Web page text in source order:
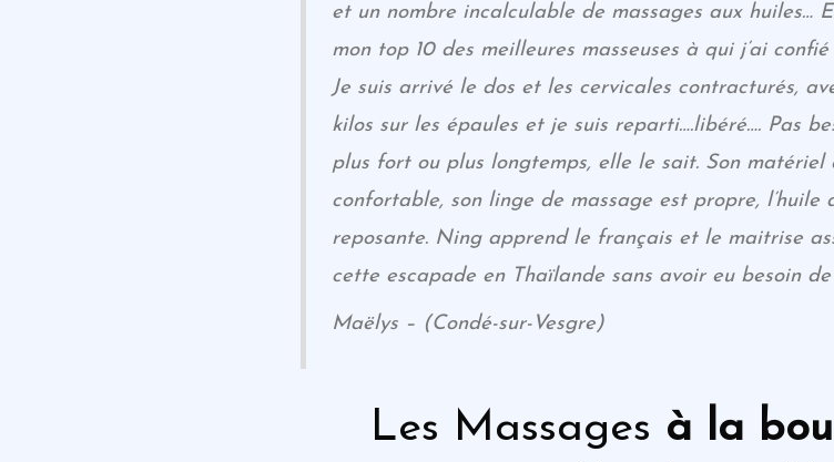
et un nombre incalculable de massages aux
mon top 10 des meilleures masseuses à qui j’ai
Je suis arrivé le dos et les cervicales contracturés,
kilos sur les épaules et je suis reparti….libéré…. Pas
plus fort ou plus longtemps, elle le sait. Son
confortable, son linge de massage est propre,
reposante. Ning apprend le français et le maitrise
cette escapade en Thaïlande sans avoir eu besoin
Maëlys – (Condé-sur-Vesgre)
Les Massages à la